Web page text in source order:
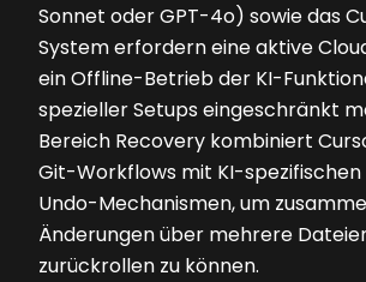
Sonnet oder GPT-4o) sowie das
System erfordern eine aktive
ein Offline-Betrieb der KI-
spezieller Setups eingeschränkt
Bereich Recovery kombiniert
Git-Workflows mit KI-
Undo-Mechanismen, um
Änderungen über mehrere
zurückrollen zu können.